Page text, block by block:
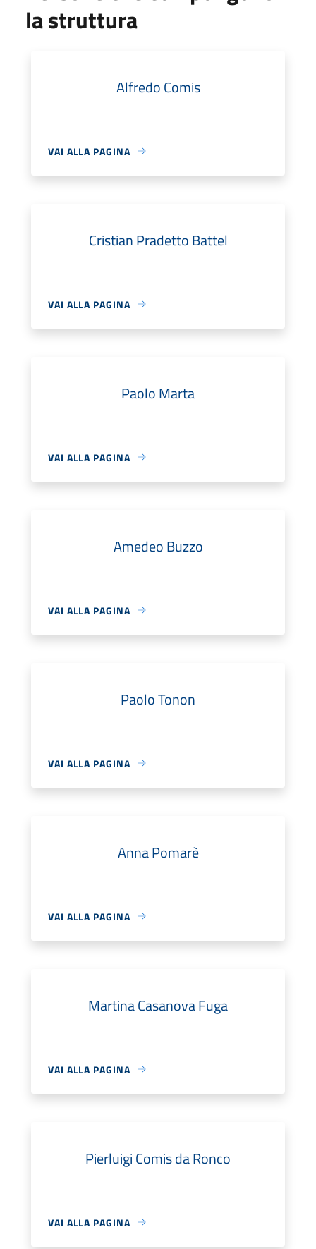
la struttura
Alfredo Comis
VAI ALLA PAGINA
Cristian Pradetto Battel
VAI ALLA PAGINA
Paolo Marta
VAI ALLA PAGINA
Amedeo Buzzo
VAI ALLA PAGINA
Paolo Tonon
VAI ALLA PAGINA
Anna Pomarè
VAI ALLA PAGINA
Martina Casanova Fuga
VAI ALLA PAGINA
Pierluigi Comis da Ronco
VAI ALLA PAGINA